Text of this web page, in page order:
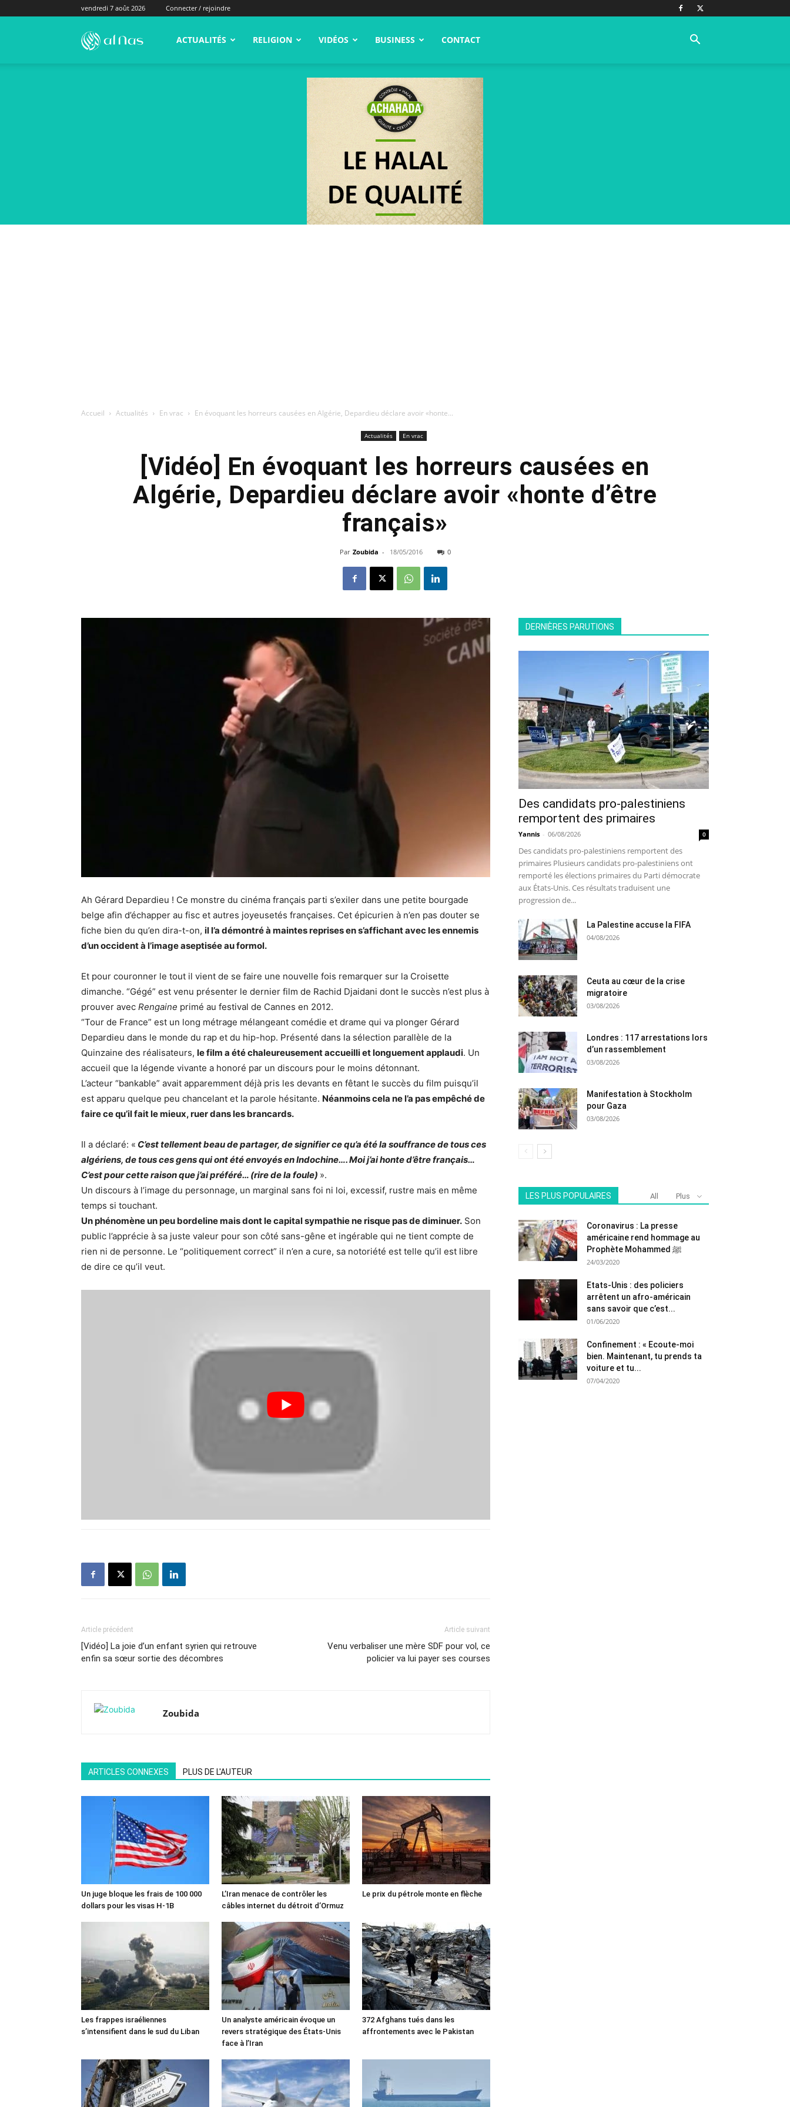
vendredi 7 août 2026 Connecter / rejoindre
alNas.fr ACTUALITÉS RELIGION VIDÉOS BUSINESS CONTACT
Accueil Actualités En vrac En évoquant les horreurs causées en Algérie, Depardieu déclare avoir «honte...
Actualités En vrac
[Vidéo] En évoquant les horreurs causées en
Algérie, Depardieu déclare avoir «honte d’être
français»
Par Zoubida - 18/05/2016 0
Ah Gérard Depardieu ! Ce monstre du cinéma français parti s’exiler dans une petite bourgade
belge afin d’échapper au fisc et autres joyeusetés françaises. Cet épicurien à n’en pas douter se
fiche bien du qu’en dira-t-on, il l’a démontré à maintes reprises en s’affichant avec les ennemis
d’un occident à l’image aseptisée au formol.
Et pour couronner le tout il vient de se faire une nouvelle fois remarquer sur la Croisette
dimanche. “Gégé” est venu présenter le dernier film de Rachid Djaidani dont le succès n’est plus à
prouver avec Rengaine primé au festival de Cannes en 2012.
“Tour de France” est un long métrage mélangeant comédie et drame qui va plonger Gérard
Depardieu dans le monde du rap et du hip-hop. Présenté dans la sélection parallèle de la
Quinzaine des réalisateurs, le film a été chaleureusement accueilli et longuement applaudi. Un
accueil que la légende vivante a honoré par un discours pour le moins détonnant.
L’acteur “bankable” avait apparemment déjà pris les devants en fêtant le succès du film puisqu’il
est apparu quelque peu chancelant et la parole hésitante. Néanmoins cela ne l’a pas empêché de
faire ce qu’il fait le mieux, ruer dans les brancards.
Il a déclaré: « C’est tellement beau de partager, de signifier ce qu’a été la souffrance de tous ces
algériens, de tous ces gens qui ont été envoyés en Indochine…. Moi j’ai honte d’être français…
C’est pour cette raison que j’ai préféré… (rire de la foule) ».
Un discours à l’image du personnage, un marginal sans foi ni loi, excessif, rustre mais en même
temps si touchant.
Un phénomène un peu bordeline mais dont le capital sympathie ne risque pas de diminuer. Son
public l’apprécie à sa juste valeur pour son côté sans-gêne et ingérable qui ne tient compte de
rien ni de personne. Le “politiquement correct” il n’en a cure, sa notoriété est telle qu’il est libre
de dire ce qu’il veut.
Article précédent
[Vidéo] La joie d’un enfant syrien qui retrouve
enfin sa sœur sortie des décombres
Article suivant
Venu verbaliser une mère SDF pour vol, ce
policier va lui payer ses courses
Zoubida
ARTICLES CONNEXES PLUS DE L'AUTEUR
Un juge bloque les frais de 100 000
dollars pour les visas H-1B
L’Iran menace de contrôler les
câbles internet du détroit d’Ormuz
Le prix du pétrole monte en flèche
Les frappes israéliennes
s’intensifient dans le sud du Liban
Un analyste américain évoque un
revers stratégique des États-Unis
face à l’Iran
372 Afghans tués dans les
affrontements avec le Pakistan
DERNIÈRES PARUTIONS
Des candidats pro-palestiniens
remportent des primaires
Yannis - 06/08/2026 0
Des candidats pro-palestiniens remportent des
primaires Plusieurs candidats pro-palestiniens ont
remporté les élections primaires du Parti démocrate
aux États-Unis. Ces résultats traduisent une
progression de...
La Palestine accuse la FIFA
04/08/2026
Ceuta au cœur de la crise
migratoire
03/08/2026
Londres : 117 arrestations lors
d’un rassemblement
03/08/2026
Manifestation à Stockholm
pour Gaza
03/08/2026
LES PLUS POPULAIRES All Plus
Coronavirus : La presse
américaine rend hommage au
Prophète Mohammed ﷺ
24/03/2020
Etats-Unis : des policiers
arrêtent un afro-américain
sans savoir que c’est...
01/06/2020
Confinement : « Ecoute-moi
bien. Maintenant, tu prends ta
voiture et tu...
07/04/2020